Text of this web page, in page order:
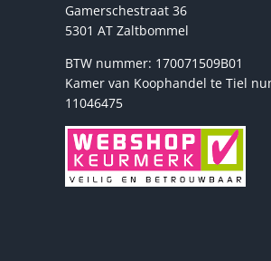
Gamerschestraat 36
5301 AT Zaltbommel
BTW nummer: 170071509B01
Kamer van Koophandel te Tiel
11046475